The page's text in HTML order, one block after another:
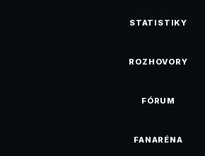
STATISTIKY
ROZHOVORY
FÓRUM
FANARÉNA